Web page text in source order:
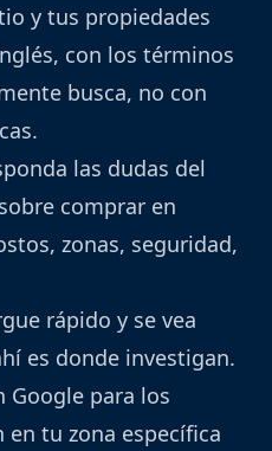
y tus propiedades
con los términos
busca, no con
las dudas del
comprar en
zonas, seguridad,
rápido y se vea
es donde investigan.
Google para los
tu zona específica